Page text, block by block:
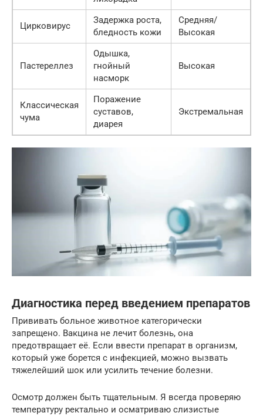
Цирковирус
Задержка роста,
бледность кожи
Средняя/
Высокая
Пастереллез
Одышка,
гнойный
насморк
Высокая
Классическая
чума
Поражение
суставов,
диарея
Экстремальная
Диагностика перед введением препаратов
Прививать больное животное категорически
запрещено. Вакцина не лечит болезнь, она
предотвращает её. Если ввести препарат в организм,
который уже борется с инфекцией, можно вызвать
тяжелейший шок или усилить течение болезни.
Осмотр должен быть тщательным. Я всегда проверяю
температуру ректально и осматриваю слизистые